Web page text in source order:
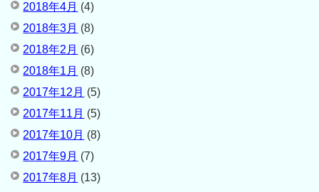
2018年4月 (4)
2018年3月 (8)
2018年2月 (6)
2018年1月 (8)
2017年12月 (5)
2017年11月 (5)
2017年10月 (8)
2017年9月 (7)
2017年8月 (13)